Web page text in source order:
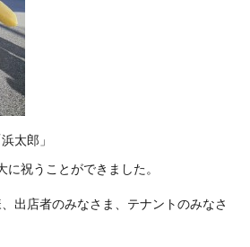
太郎」
祝うことができました。
出店者のみなさま、テナントのみなさ